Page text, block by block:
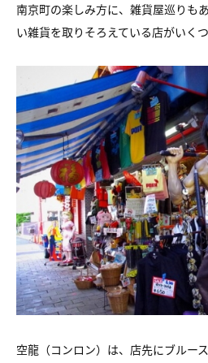
南京町の楽しみ方に、雑貨屋巡りも
い雑貨を取りそろえている店がいくつ
空龍（コンロン）は、店先にブルー